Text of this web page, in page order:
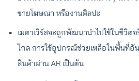
ขายโฆษณา หรืองานศิลปะ
เมตาเวิร์สจะถูกพัฒนานำไปใช้ในชีวิตจ
ไกล การใช้อุปกรณ์ช่วยเหลือในพื้นที่อั
สินค้าผ่าน AR เป็นต้น